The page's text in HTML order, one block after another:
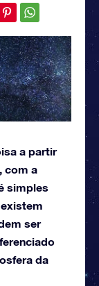
a partir
com a
simples
ser
da